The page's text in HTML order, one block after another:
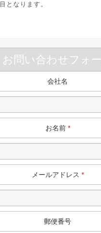
となります。
お問い合わせフォ
会社名
お名前*
メールアドレス *
郵便番号